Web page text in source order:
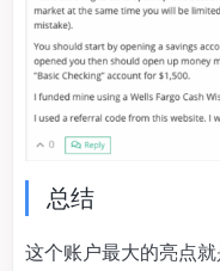
总结
这个账户最大的亮点